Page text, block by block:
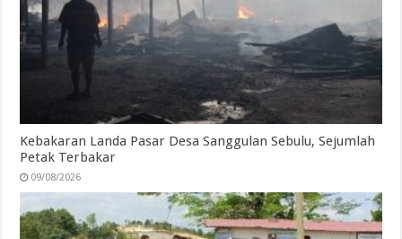
Kebakaran Landa Pasar Desa Sanggulan Sebulu, Sejumlah
Petak Terbakar
09/08/2026